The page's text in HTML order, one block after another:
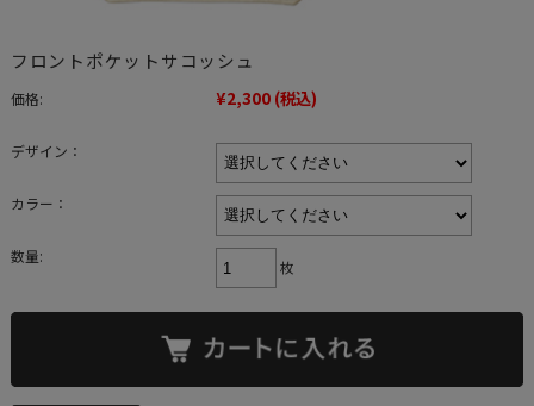
フロントポケットサコッシュ
価格: ¥2,300 (税込)
デザイン：
カラー：
数量:
枚